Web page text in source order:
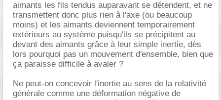
aimants les fils tendus auparavant se détendent, et ne
transmettent donc plus rien à l'axe (ou beaucoup
moins) et les aimants deviennent temporairement
extérieurs au système puisqu'ils se précipitent au
devant des aimants grâce à leur simple inertie, dès
lors pourquoi pas un mouvement d'ensemble, bien que
ça paraisse difficile à avaler ?
Ne peut-on concevoir l'inertie au sens de la relativité
générale comme une déformation négative de